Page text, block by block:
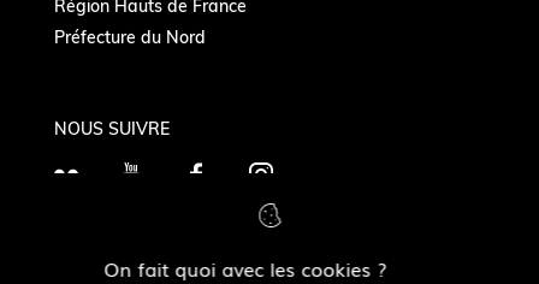
On fait quoi avec les cookies ?
Région Hauts de France
Préfecture du Nord
NOUS SUIVRE
F
Y
T
F
e
I
t
MAIRIES DE QUARTIERS